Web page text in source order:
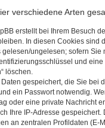
verschiedene Arten
erstellt bei Ihrem Besuch
In diesen Cookies sind
gelesen/ungelesen; sofern
und
löschen.
gespeichert, die Sie bei
ein Passwort notwendig.
oder eine private Nachricht
Ihre IP-Adresse
an zentralen Profildaten (E-